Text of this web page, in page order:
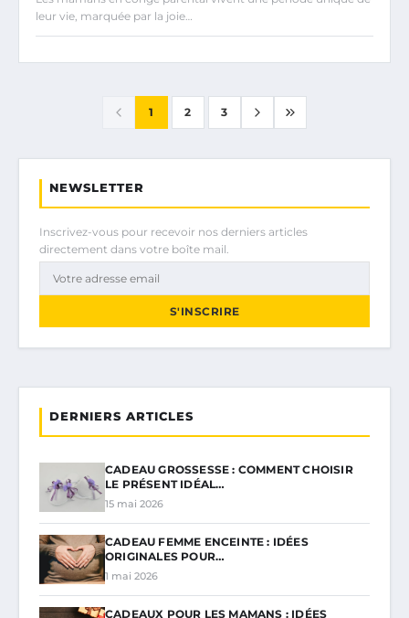
leur vie, marquée par la joie…
1 2 3
NEWSLETTER
Inscrivez-vous pour recevoir nos derniers articles
directement dans votre boîte mail.
S'INSCRIRE
DERNIERS ARTICLES
CADEAU GROSSESSE : COMMENT CHOISIR
LE PRÉSENT IDÉAL…
15 mai 2026
CADEAU FEMME ENCEINTE : IDÉES
ORIGINALES POUR…
1 mai 2026
CADEAUX POUR LES MAMANS : IDÉES